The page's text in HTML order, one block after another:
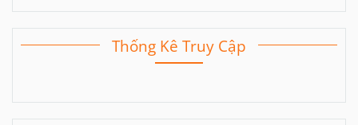
Thống Kê Truy Cập